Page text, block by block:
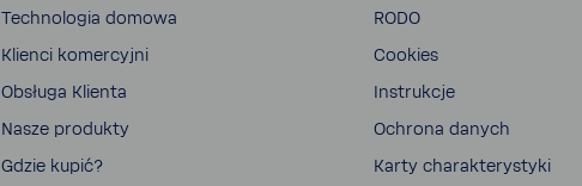
Tech­no­logia domowa
Klienci komer­cyjni
Obsługa Klienta
Nasze produkty
Gdzie kupić?
RODO
Cookies
Instrukcje
Ochrona danych
Karty charak­te­ry­styki